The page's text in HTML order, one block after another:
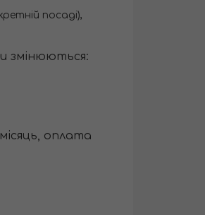
посаді),
змінюються:
оплата